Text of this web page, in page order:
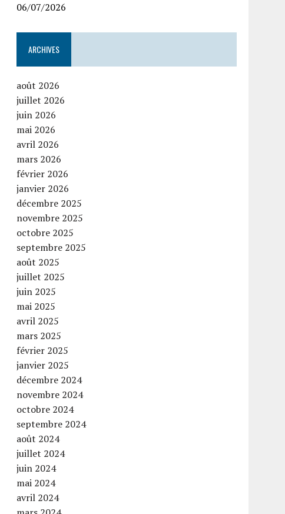
06/07/2026
ARCHIVES
août 2026
juillet 2026
juin 2026
mai 2026
avril 2026
mars 2026
février 2026
janvier 2026
décembre 2025
novembre 2025
octobre 2025
septembre 2025
août 2025
juillet 2025
juin 2025
mai 2025
avril 2025
mars 2025
février 2025
janvier 2025
décembre 2024
novembre 2024
octobre 2024
septembre 2024
août 2024
juillet 2024
juin 2024
mai 2024
avril 2024